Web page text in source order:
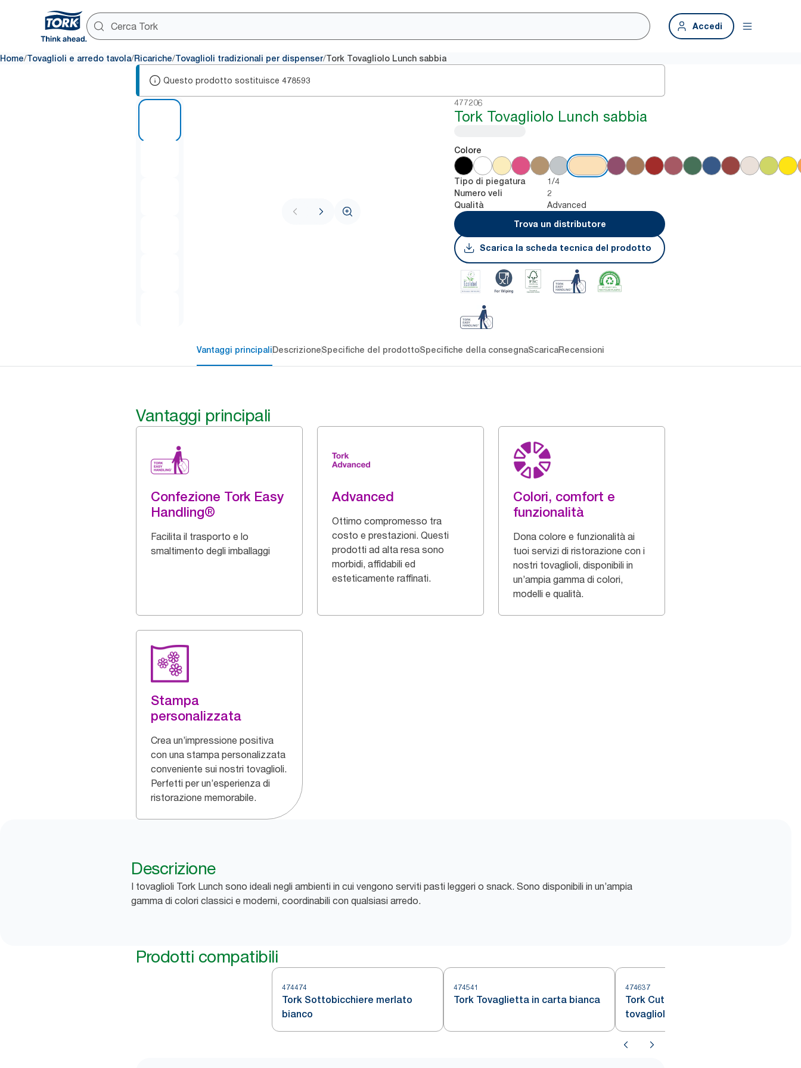
Accedi
Home/Tovaglioli e arredo tavola/Ricariche/Tovaglioli tradizionali per dispenser/Tork Tovagliolo Lunch sabbia
Questo prodotto sostituisce 478593
477206
Tork Tovagliolo Lunch sabbia
Colore
Tipo di piegatura 1/4
Numero veli 2
Qualità
Advanced
Trova un distributore
Scarica la scheda tecnica del prodotto
Vantaggi principaliDescrizioneSpecifiche del prodottoSpecifiche della consegnaScaricaRecensioni
Vantaggi principali
Confezione Tork Easy
Handling®
Facilita il trasporto e lo
smaltimento degli imballaggi
Advanced
Ottimo compromesso tra
costo e prestazioni. Questi
prodotti ad alta resa sono
morbidi, affidabili ed
esteticamente raffinati.
Colori, comfort e
funzionalità
Dona colore e funzionalità ai
tuoi servizi di ristorazione con i
nostri tovaglioli, disponibili in
un’ampia gamma di colori,
modelli e qualità.
Stampa
personalizzata
Crea un’impressione positiva
con una stampa personalizzata
conveniente sui nostri tovaglioli.
Perfetti per un’esperienza di
ristorazione memorabile.
Descrizione
I tovaglioli Tork Lunch sono ideali negli ambienti in cui vengono serviti pasti leggeri o snack. Sono disponibili in un’ampia
gamma di colori classici e moderni, coordinabili con qualsiasi arredo.
Prodotti compatibili
474474
Tork Sottobicchiere merlato
bianco
474541
Tork Tovaglietta in carta bianca
474637
Tork Cutlery Bag Natural con
tovagliolo bianco